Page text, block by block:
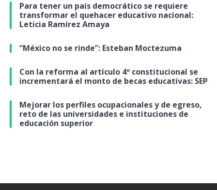
Para tener un país democrático se requiere
transformar el quehacer educativo nacional:
Leticia Ramírez Amaya
“México no se rinde”: Esteban Moctezuma
Con la reforma al artículo 4º constitucional se
incrementará el monto de becas educativas: SEP
Mejorar los perfiles ocupacionales y de egreso,
reto de las universidades e instituciones de
educación superior